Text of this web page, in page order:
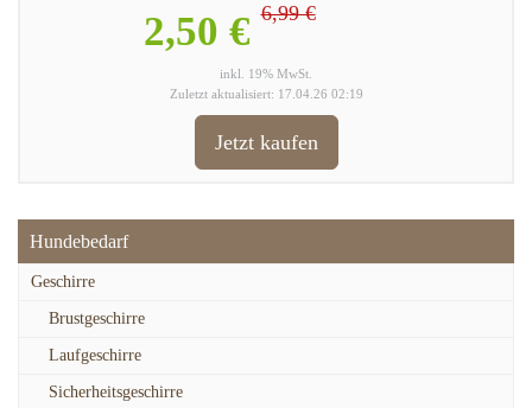
2,50 € 6,99 €
inkl. 19% MwSt.
Zuletzt aktualisiert: 17.04.26 02:19
Jetzt kaufen
Hundebedarf
Geschirre
Brustgeschirre
Laufgeschirre
Sicherheitsgeschirre